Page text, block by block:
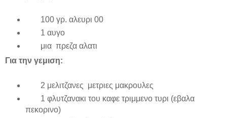
100 γρ. αλευρι 00
1 αυγο
μια πρεζα αλατι
Για την γεμιση:
2 μελιτζανες μετριες μακρουλες
1 φλυτζανακι του καφε τριμμενο τυρι (εβαλα
πεκορινο)